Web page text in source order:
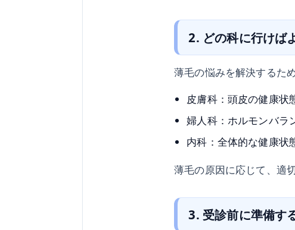
2. どの科に行けば
薄毛の悩みを解決するた
皮膚科：頭皮の健康状
婦人科：ホルモンバラ
内科：全体的な健康状
薄毛の原因に応じて、適
3. 受診前に準備す